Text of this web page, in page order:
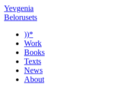
Yevgenia
Belorusets
))*
Work
Books
Texts
News
About